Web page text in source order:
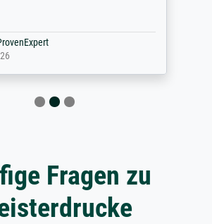
Fragen zu